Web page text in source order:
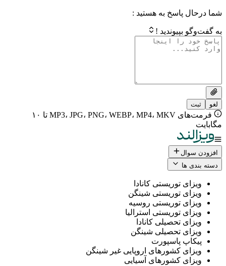
پاسخ به هستید :
!
فرمت‌های MP3، JPG، PNG، WEBP، MP4، MKV تا ۱۰
ها
توریستی کانادا
توریستی شینگن
توریستی روسیه
توریستی استرالیا
تحصیلی کانادا
تحصیلی شینگن
پاسپورت
کشورهای اروپایی غیر شینگن
کشورهای آسیایی